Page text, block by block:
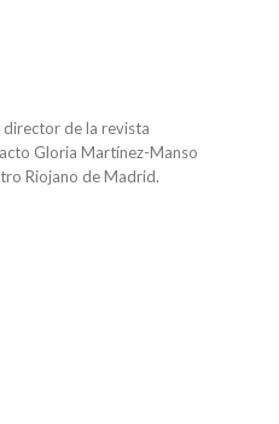
director de la revista
Gloria Martínez-Manso
Riojano de Madrid.